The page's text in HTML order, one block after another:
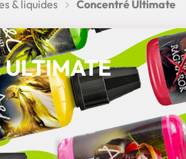
& liquides Concentré Ultimate